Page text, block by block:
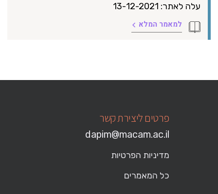
עלה לאתר: 13-12-2021
למאמר המלא
פרטים ליצירת קשר
dapim@macam.ac.il
מדיניות הפרטיות
כל המאמרים